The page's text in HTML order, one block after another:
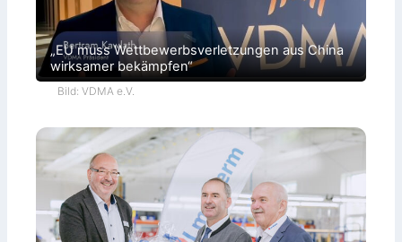
„EU muss Wettbewerbsverletzungen aus China
wirksamer bekämpfen“
Bild: VDMA e.V.